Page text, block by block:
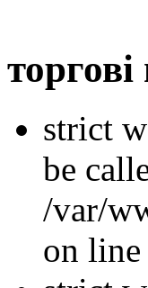
strict
be
/var/
on line